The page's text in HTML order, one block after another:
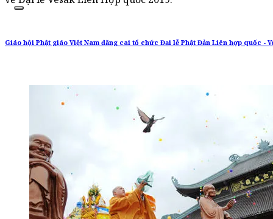
Giáo hội Phật giáo Việt Nam đăng cai tổ chức Đại lễ Phật Đản Liên hợp quốc -